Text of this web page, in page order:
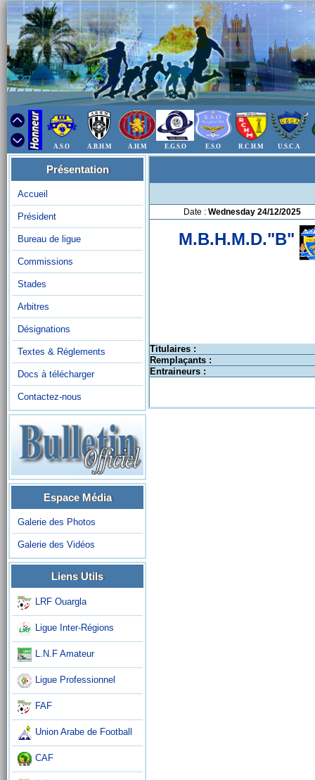
A.S.O A.B.H.M A.H.M E.G.S.O E.S.O R.C.H.M U.S.C.A
Présentation
Accueil
Président
Bureau de ligue
Commissions
Stades
Arbitres
Désignations
Textes & Réglements
Docs à télécharger
Contactez-nous
Espace Média
Galerie des Photos
Galerie des Vidéos
Liens Utils
LRF Ouargla
Ligue Inter-Régions
L.N.F Amateur
Ligue Professionnel
FAF
Union Arabe de Football
CAF
Date : Wednesday 24/12/2025
M.B.H.M.D."B"
Titulaires :
Remplaçants :
Entraineurs :